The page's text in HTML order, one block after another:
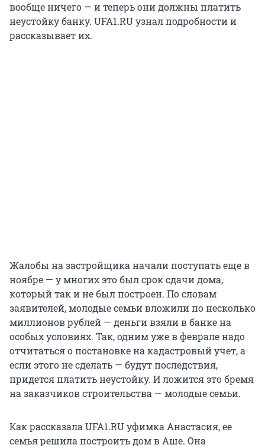
вообще ничего — и теперь они должны платить
неустойку банку. UFA1.RU узнал подробности и
рассказывает их.
Жалобы на застройщика начали поступать еще в
ноябре — у многих это был срок сдачи дома,
который так и не был построен. По словам
заявителей, молодые семьи вложили по несколько
миллионов рублей — деньги взяли в банке на
особых условиях. Так, одним уже в феврале надо
отчитаться о постановке на кадастровый учет, а
если этого не сделать — будут последствия,
придется платить неустойку. И ложится это бремя
на заказчиков строительства — молодые семьи.
Как рассказала UFA1.RU уфимка Анастасия, ее
семья решила построить дом в Аше. Она